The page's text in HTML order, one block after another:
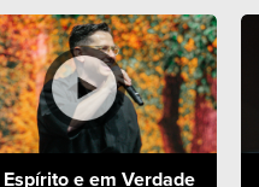
Espírito e em Verdade